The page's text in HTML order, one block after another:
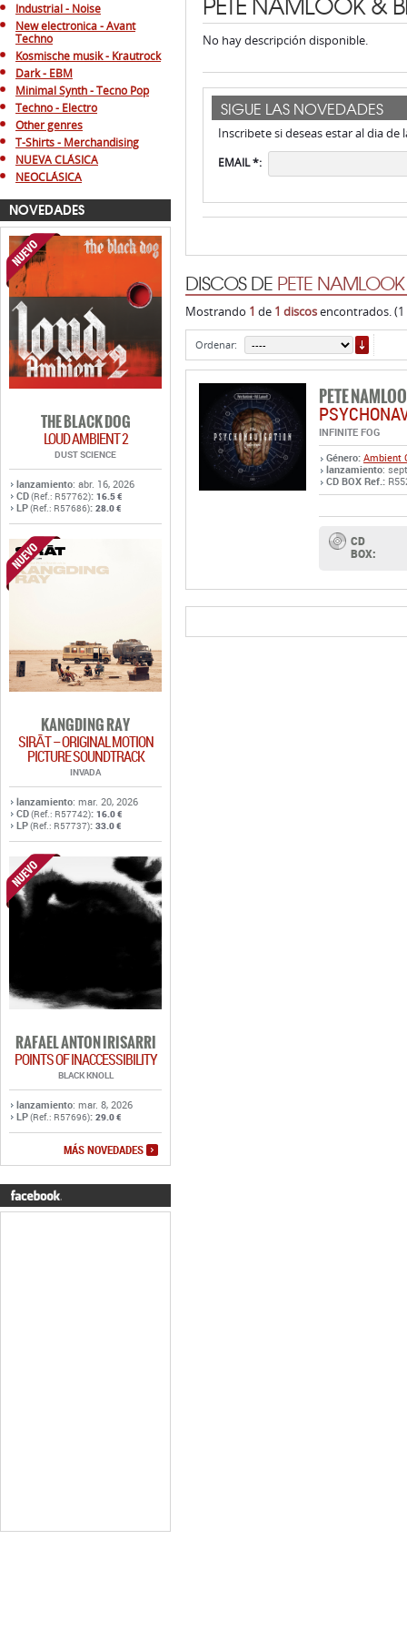
Minimal Synth - Tecno Pop
Techno - Electro
Other genres
T-Shirts - Merchandising
NUEVA CLÁSICA
NEOCLÁSICA
NOVEDADES
THE BLACK DOG
LOUD AMBIENT 2
DUST SCIENCE
(Ref.: R57762): 16.5 €
(Ref.: R57686): 28.0 €
KANGDING RAY
SIRĀT – ORIGINAL MOTION
PICTURE SOUNDTRACK
INVADA
lanzamiento: mar. 20, 2026
CD(Ref.: R57742): 16.0 €
LP(Ref.: R57737): 33.0 €
BLACK KNOLL
LP(Ref.: R57696): 29.0 €
MÁS NOVEDADES
SIGUE LAS NOVEDADES
EMAIL *:
DISCOS DEPETE NAMLOOK
PETE
INFINITE FOG
lanzamiento:
CD BOX Ref.:
CD
BOX: